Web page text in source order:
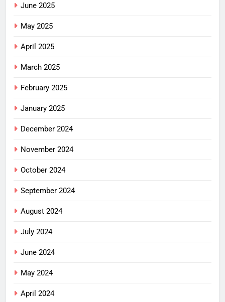
June 2025
May 2025
April 2025
March 2025
February 2025
January 2025
December 2024
November 2024
October 2024
September 2024
August 2024
July 2024
June 2024
May 2024
April 2024